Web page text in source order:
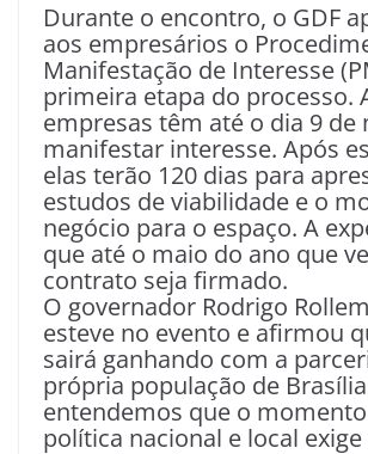
Durante o encontro, o GDF
aos empresários o
Manifestação de Interesse
primeira etapa do processo.
empresas têm até o dia 9 de
manifestar interesse. Após
elas terão 120 dias para
estudos de viabilidade e o
negócio para o espaço. A
que até o maio do ano que
contrato seja firmado.
O governador Rodrigo
esteve no evento e afirmou
sairá ganhando com a
própria população de
entendemos que o
política nacional e local